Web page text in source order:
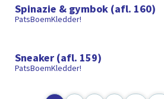
Spinazie & gymbok (afl. 160)
PatsBoemKledder!
Sneaker (afl. 159)
PatsBoemKledder!